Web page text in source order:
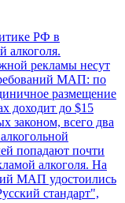
РФ в
алкоголя.
рекламы несут
МАП: по
размещение
доходит до $15
законом, всего два
попадают почти
алкоголя. На
МАП удостоились
стандарт",